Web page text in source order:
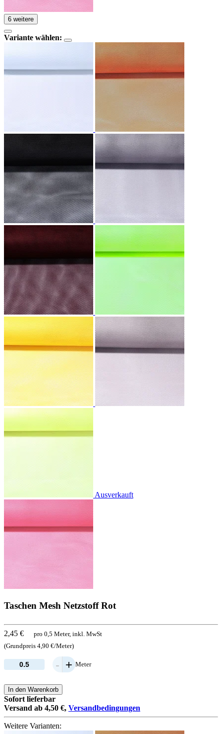
6 weitere
Variante wählen:
Ausverkauft
Taschen Mesh Netzstoff Rot
2,45 €
pro 0,5 Meter, inkl. MwSt
(Grundpreis 4,90 €/Meter)
- + Meter
In den Warenkorb
Sofort lieferbar
Versand ab 4,50 €, Versandbedingungen
Weitere Varianten: